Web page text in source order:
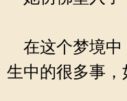
在这个梦境中
生中的很多事，